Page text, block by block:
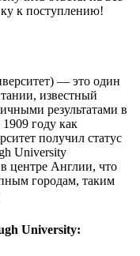
к поступлению!
— это один
известный
результатами в
году как
получил статус
University
центре Англии, что
городам, таким
University: